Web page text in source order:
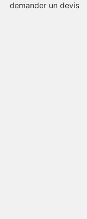
demander un devis